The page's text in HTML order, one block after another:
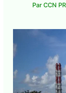
Par CCN